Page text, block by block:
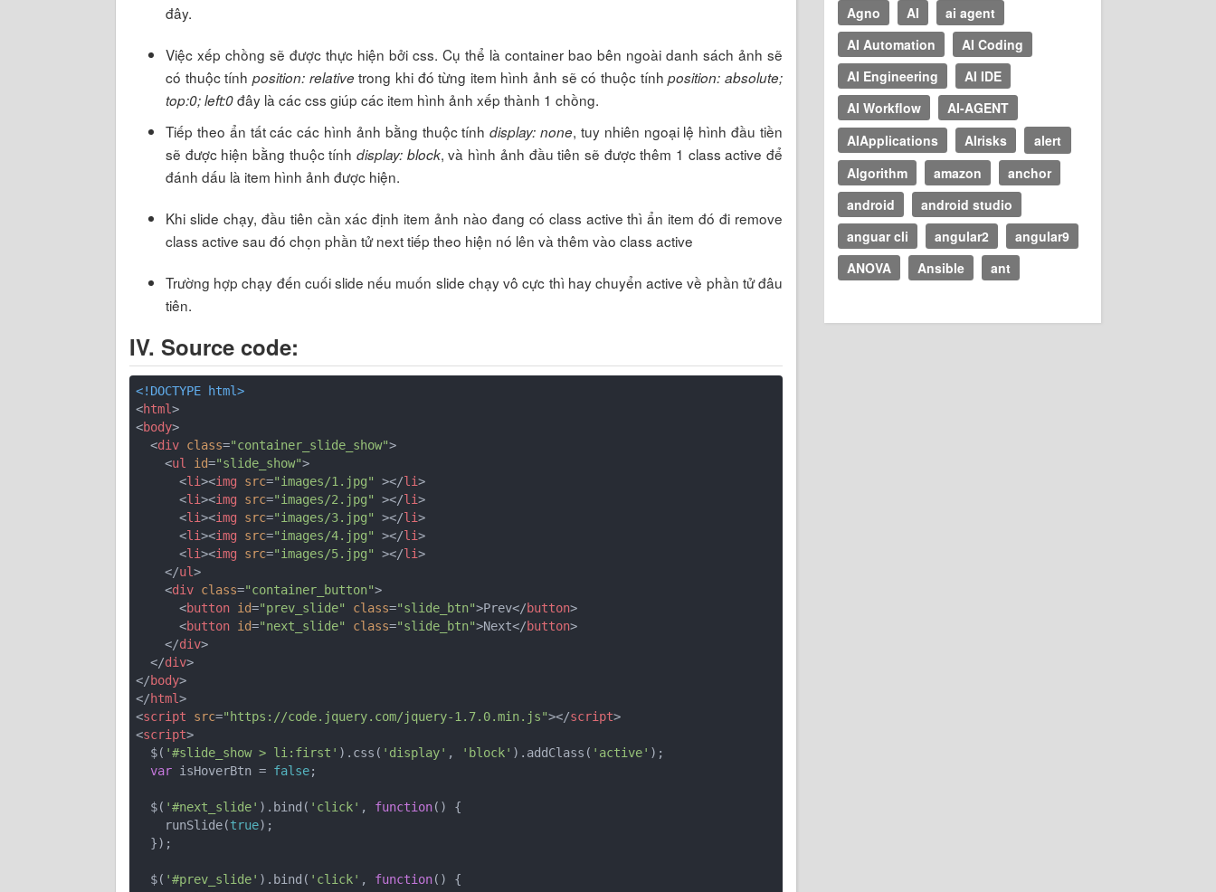
đây.
Việc xếp chồng sẽ được thực hiện bởi css. Cụ thể là container bao bên ngoài danh sách ảnh sẽ
có thuộc tính position: relativetrong khi đó từng item hình ảnh sẽ có thuộc tínhposition: absolute;
top:0; left:0đây là các css giúp các item hình ảnh xếp thành 1 chồng.
Tiếp theo ẩn tất các các hình ảnh bằng thuộc tínhdisplay: none, tuy nhiên ngoại lệ hình đầu tiền
sẽ được hiện bằng thuộc tínhdisplay: block, và hình ảnh đầu tiên sẽ được thêm 1 class active để
đánh dấu là item hình ảnh được hiện.
Khi slide chạy, đầu tiên cần xác định item ảnh nào đang có class active thì ẩn item đó đi remove
class active sau đó chọn phần tử next tiếp theo hiện nó lên và thêm vào class active
Trường hợp chạy đến cuối slide nếu muốn slide chạy vô cực thì hay chuyển active về phần tử đâu
tiên.
IV. Source code:
<!DOCTYPE html>
<html>
<body>
<div class="container_slide_show">
<ul id="slide_show">
<li><img src="images/1.jpg" ></li>
<li><img src="images/2.jpg" ></li>
<li><img src="images/3.jpg" ></li>
<li><img src="images/4.jpg" ></li>
<li><img src="images/5.jpg" ></li>
</ul>
<div class="container_button">
<button id="prev_slide" class="slide_btn">Prev</button>
<button id="next_slide" class="slide_btn">Next</button>
</div>
</div>
</body>
</html>
<script src="https://code.jquery.com/jquery-1.7.0.min.js"></script>
<script>
  $(
'#slide_show > li:first' ).css( 'display' , 'block' ).addClass( 'active' );
var isHoverBtn = false;
  $(
'#next_slide' ).bind( 'click' , function( ) {
    runSlide(
true);
  $(
'#prev_slide' ).bind( 'click' , function( ) {
Agno
AI
ai agent
AI Automation
AI Coding
AI Engineering
AI IDE
AI Workflow
AI-AGENT
AIApplications
AIrisks
alert
Algorithm
amazon
anchor
android
android studio
anguar cli
angular2
angular9
ANOVA
Ansible ant